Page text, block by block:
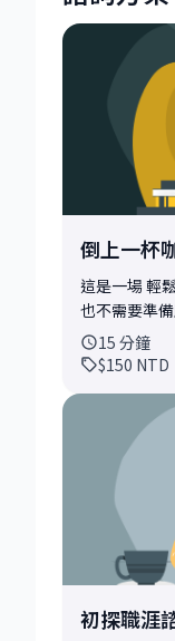
跨領域轉職
阿拉伯聯合
倒上一杯
這是一場 輕
也不需要準
時間，聊聊
猶豫，或任
到現在的
去」，也做
見」。 所以
公司 vs 新
這些我多半
聊些什麼？ 常見會聊到的主題包括（但不限
於）： - 想
作一段時間
因 - 不確定
職位 - 想了解
15 分鐘
$150 NTD
初探職涯